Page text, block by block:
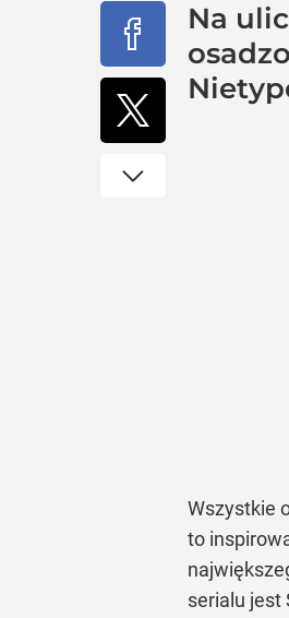
Na
Wszystkie
to
serialu jest